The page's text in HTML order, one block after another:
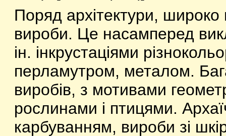
Поряд архітектури, широко
вироби. Це насамперед
ін. інкрустаціями
перламутром, металом.
виробів, з мотивами
рослинами і птицями.
карбуванням, вироби зі